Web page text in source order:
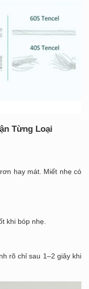
Từng Loại
hay mát. Miết nhẹ có
khi bóp nhẹ.
rõ chỉ sau 1–2 giây khi